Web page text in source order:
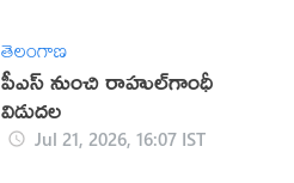
తెలంగాణ
పీఎస్‌ నుంచి రాహుల్‌గాంధీ
విడుదల
Jul 21, 2026, 16:07 IST